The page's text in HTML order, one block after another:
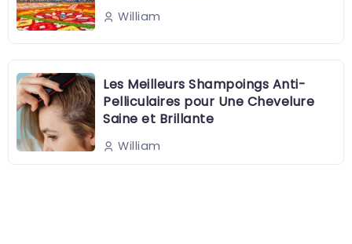
William
Les Meilleurs Shampoings Anti-
Pelliculaires pour Une Chevelure
Saine et Brillante
William